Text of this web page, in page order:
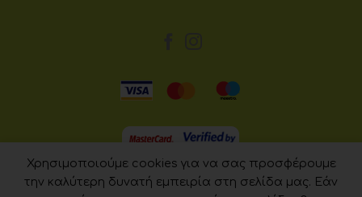
Χρησιμοποιούμε cookies για να σας προσφέρουμε
την καλύτερη δυνατή εμπειρία στη σελίδα μας. Εάν